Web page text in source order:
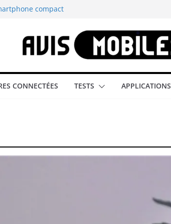
compact
tous les
smartphone
CONNECTÉES TESTS APPLICATIONS